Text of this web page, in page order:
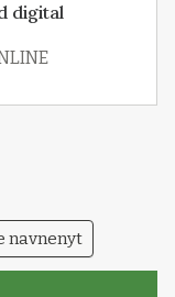
digital
navnenyt